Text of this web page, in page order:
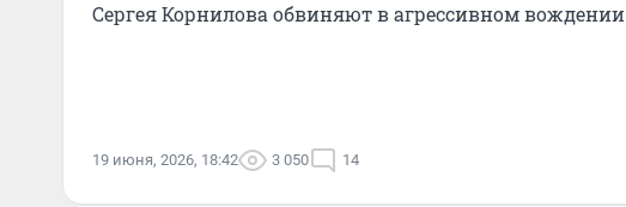
Сергея Корнилова обвиняют в агрессивном вождении
19 июня, 2026, 18:42 3 050 14